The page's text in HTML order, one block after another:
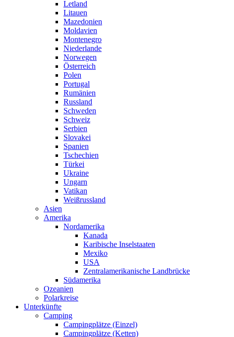
Letland
Litauen
Mazedonien
Moldavien
Montenegro
Niederlande
Norwegen
Österreich
Polen
Portugal
Rumänien
Russland
Schweden
Schweiz
Serbien
Slovakei
Spanien
Tschechien
Türkei
Ukraine
Ungarn
Vatikan
Weißrussland
Asien
Amerika
Nordamerika
Kanada
Karibische Inselstaaten
Mexiko
USA
Zentralamerikanische Landbrücke
Südamerika
Ozeanien
Polarkreise
Unterkünfte
Camping
Campingplätze (Einzel)
Campingplätze (Ketten)